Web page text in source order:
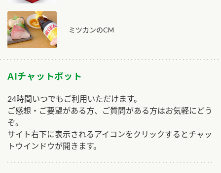
ミツカンのCM
AIチャットボット
24時間いつでもご利用いただけます。
ご感想・ご要望がある方、ご質問がある方はお気軽にどう
ぞ。
サイト右下に表示されるアイコンをクリックするとチャッ
トウインドウが開きます。